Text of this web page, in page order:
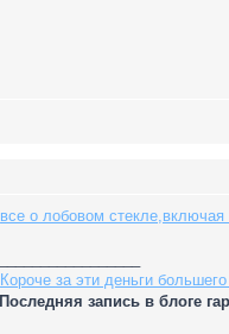
все о лобовом стекле,включая
Короче за эти деньги
Последняя запись в блоге